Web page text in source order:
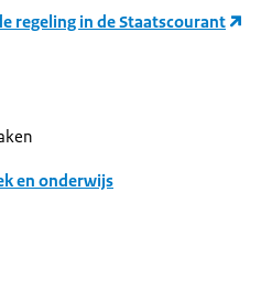
regeling in de Staatscourant
en onderwijs